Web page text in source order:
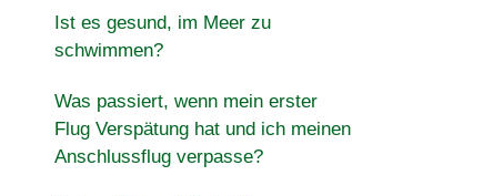
Ist es gesund, im Meer zu
schwimmen?
Was passiert, wenn mein erster
Flug Verspätung hat und ich meinen
Anschlussflug verpasse?